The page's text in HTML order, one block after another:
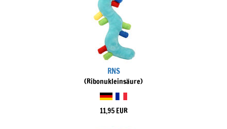
RNS
(Ribonukleinsäure)
11,95 EUR